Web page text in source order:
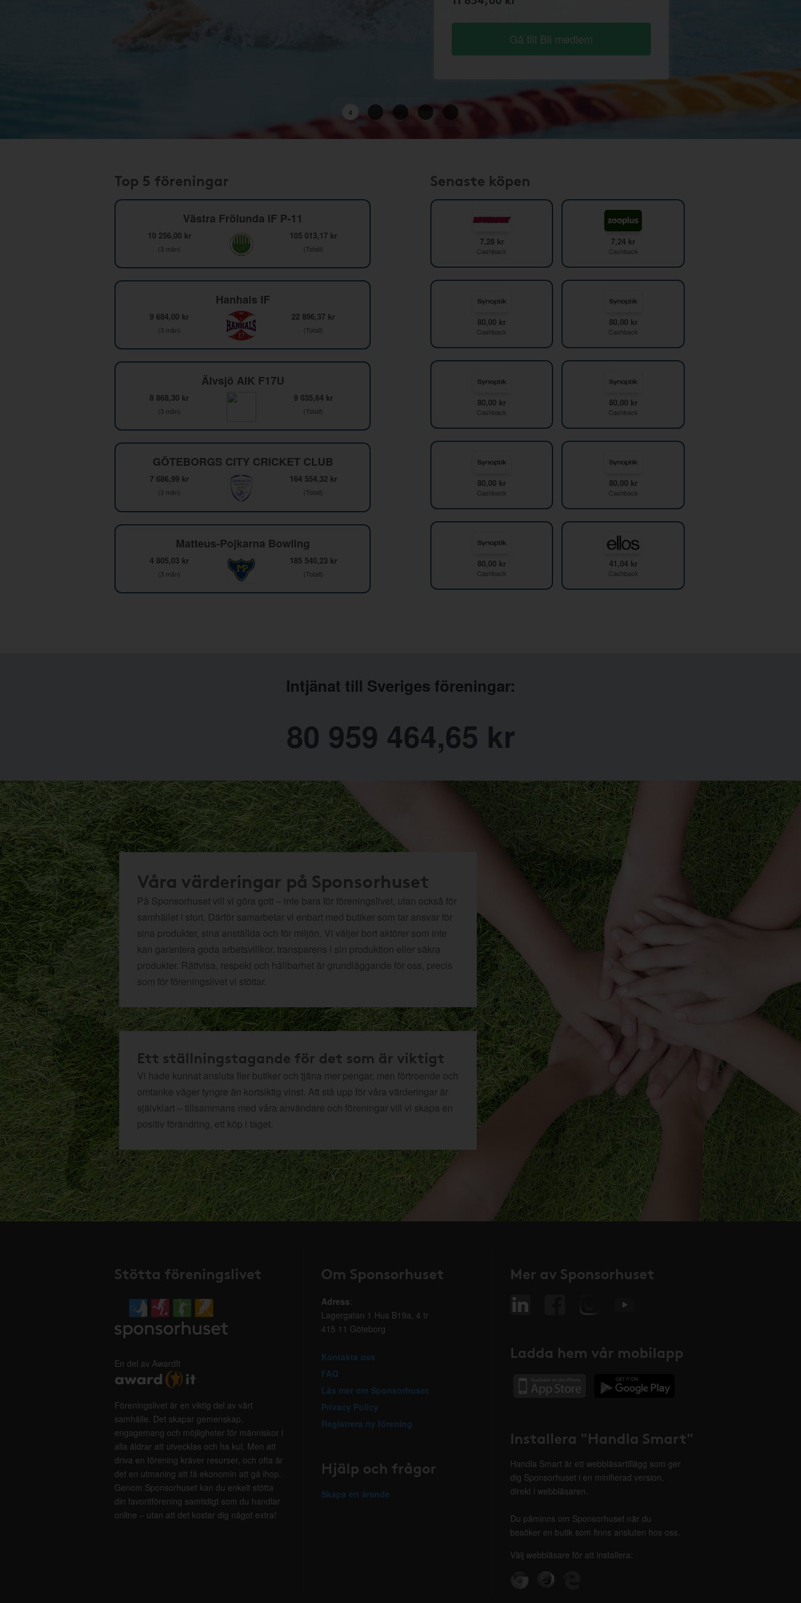
Gå till Bli medlem
2
Top 5 föreningar
Västra Frölunda IF P-11
10 256,00 kr
(3 mån)
105 013,17 kr
(Totalt)
Hanhals IF
9 684,00 kr
(3 mån)
22 896,37 kr
(Totalt)
Älvsjö AIK F17U
8 868,30 kr
(3 mån)
9 035,64 kr
(Totalt)
GÖTEBORGS CITY CRICKET CLUB
7 686,99 kr
(3 mån)
164 554,32 kr
(Totalt)
Matteus-Pojkarna Bowling
4 805,03 kr
(3 mån)
185 540,23 kr
(Totalt)
Senaste köpen
7,28 kr
Cashback
7,24 kr
Cashback
80,00 kr
Cashback
80,00 kr
Cashback
80,00 kr
Cashback
80,00 kr
Cashback
80,00 kr
Cashback
80,00 kr
Cashback
80,00 kr
Cashback
41,04 kr
Cashback
Intjänat till Sveriges föreningar:
80 959 464,65 kr
Våra värderingar på Sponsorhuset
På Sponsorhuset vill vi göra gott – inte bara för föreningslivet, utan också för
samhället i stort. Därför samarbetar vi enbart med butiker som tar ansvar för
sina produkter, sina anställda och för miljön. Vi väljer bort aktörer som inte
kan garantera goda arbetsvillkor, transparens i sin produktion eller säkra
produkter. Rättvisa, respekt och hållbarhet är grundläggande för oss, precis
som för föreningslivet vi stöttar.
Ett ställningstagande för det som är viktigt
Vi hade kunnat ansluta fler butiker och tjäna mer pengar, men förtroende och
omtanke väger tyngre än kortsiktig vinst. Att stå upp för våra värderingar är
självklart – tillsammans med våra användare och föreningar vill vi skapa en
positiv förändring, ett köp i taget.
Stötta föreningslivet
En del av AwardIt
Föreningslivet är en viktig del av vårt
samhälle. Det skapar gemenskap,
engagemang och möjligheter för människor i
alla åldrar att utvecklas och ha kul. Men att
driva en förening kräver resurser, och ofta är
det en utmaning att få ekonomin att gå ihop.
Genom Sponsorhuset kan du enkelt stötta
din favoritförening samtidigt som du handlar
online – utan att det kostar dig något extra!
Om Sponsorhuset
Adress:
Lagergatan 1 Hus B19a, 4 tr
415 11 Göteborg
Kontakta oss
FAQ
Läs mer om Sponsorhuset
Privacy Policy
Registrera ny förening
Hjälp och frågor
Skapa ett ärende
Mer av Sponsorhuset
Ladda hem vår mobilapp
Installera "Handla Smart"
Handla Smart är ett webbläsartillägg som ger
dig Sponsorhuset i en minifierad version,
direkt i webbläsaren.
Du påminns om Sponsorhuset när du
besöker en butik som finns ansluten hos oss.
Välj webbläsare för att installera: